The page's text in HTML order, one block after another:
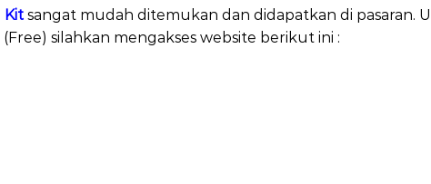
Kit sangat mudah ditemukan dan didapatkan di pasaran.
silahkan mengakses website berikut ini :